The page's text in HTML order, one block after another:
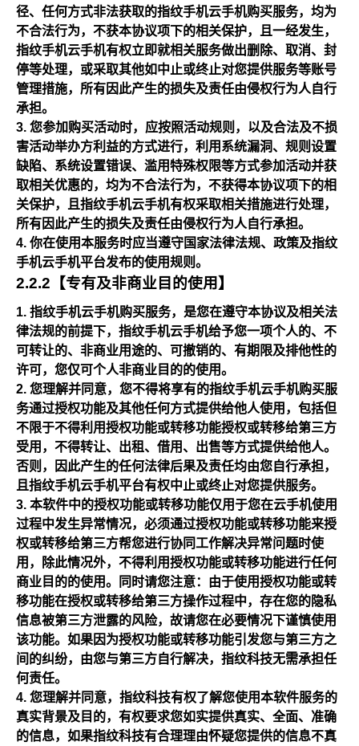
径、任何方式非法获取的指纹手机云手机购买服务，均为
不合法行为，不获本协议项下的相关保护，且一经发生，
指纹手机云手机有权立即就相关服务做出删除、取消、封
停等处理，或采取其他如中止或终止对您提供服务等账号
管理措施，所有因此产生的损失及责任由侵权行为人自行
承担。
您参加购买活动时，应按照活动规则，以及合法及不损
害活动举办方利益的方式进行，利用系统漏洞、规则设置
缺陷、系统设置错误、滥用特殊权限等方式参加活动并获
取相关优惠的，均为不合法行为，不获得本协议项下的相
关保护，且指纹手机云手机有权采取相关措施进行处理，
所有因此产生的损失及责任由侵权行为人自行承担。
你在使用本服务时应当遵守国家法律法规、政策及指纹
手机云手机平台发布的使用规则。
2.2.2【专有及非商业目的使用】
指纹手机云手机购买服务，是您在遵守本协议及相关法
律法规的前提下，指纹手机云手机给予您一项个人的、不
可转让的、非商业用途的、可撤销的、有期限及排他性的
许可，您仅可个人非商业目的的使用。
您理解并同意，您不得将享有的指纹手机云手机购买服
务通过授权功能及其他任何方式提供给他人使用，包括但
不限于不得利用授权功能或转移功能授权或转移给第三方
受用，不得转让、出租、借用、出售等方式提供给他人。
否则，因此产生的任何法律后果及责任均由您自行承担，
且指纹手机云手机平台有权中止或终止对您提供服务。
本软件中的授权功能或转移功能仅用于您在云手机使用
过程中发生异常情况，必须通过授权功能或转移功能来授
权或转移给第三方帮您进行协同工作解决异常问题时使
用，除此情况外，不得利用授权功能或转移功能进行任何
商业目的的使用。同时请您注意：由于使用授权功能或转
移功能在授权或转移给第三方操作过程中，存在您的隐私
信息被第三方泄露的风险，故请您在必要情况下谨慎使用
该功能。如果因为授权功能或转移功能引发您与第三方之
间的纠纷，由您与第三方自行解决，指纹科技无需承担任
何责任。
您理解并同意，指纹科技有权了解您使用本软件服务的
真实背景及目的，有权要求您如实提供真实、全面、准确
的信息，如果指纹科技有合理理由怀疑您提供的信息不真